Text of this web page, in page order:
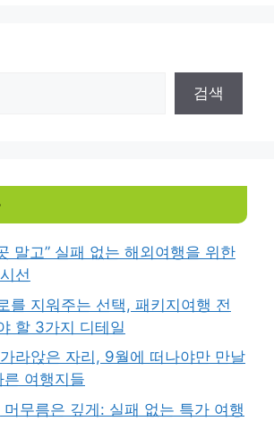
검색
말고” 실패 없는 해외여행을 위한
선
를 지워주는 선택, 패키지여행 전
할 3가지 디테일
라앉은 자리, 9월에 떠나야만 만날
여행지들
무름은 깊게: 실패 없는 특가 여행